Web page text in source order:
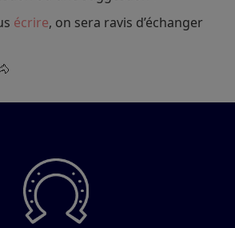
écrire, on sera ravis d’échanger